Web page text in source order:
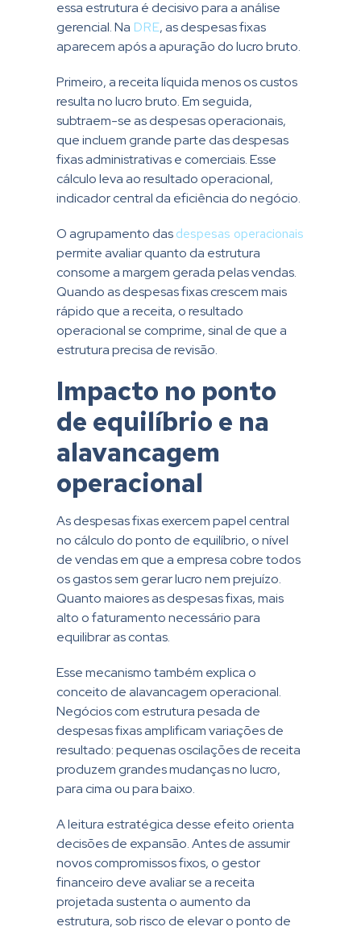
essa estrutura é decisivo para a análise
gerencial. Na DRE, as despesas fixas
aparecem após a apuração do lucro bruto.
Primeiro, a receita líquida menos os custos
resulta no lucro bruto. Em seguida,
subtraem-se as despesas operacionais,
que incluem grande parte das despesas
fixas administrativas e comerciais. Esse
cálculo leva ao resultado operacional,
indicador central da eficiência do negócio.
O agrupamento dasdespesas operacionais
permite avaliar quanto da estrutura
consome a margem gerada pelas vendas.
Quando as despesas fixas crescem mais
rápido que a receita, o resultado
operacional se comprime, sinal de que a
estrutura precisa de revisão.
Impacto no ponto
de equilíbrio e na
alavancagem
operacional
As despesas fixas exercem papel central
no cálculo do ponto de equilíbrio, o nível
de vendas em que a empresa cobre todos
os gastos sem gerar lucro nem prejuízo.
Quanto maiores as despesas fixas, mais
alto o faturamento necessário para
equilibrar as contas.
Esse mecanismo também explica o
conceito de alavancagem operacional.
Negócios com estrutura pesada de
despesas fixas amplificam variações de
resultado: pequenas oscilações de receita
produzem grandes mudanças no lucro,
para cima ou para baixo.
A leitura estratégica desse efeito orienta
decisões de expansão. Antes de assumir
novos compromissos fixos, o gestor
financeiro deve avaliar se a receita
projetada sustenta o aumento da
estrutura, sob risco de elevar o ponto de